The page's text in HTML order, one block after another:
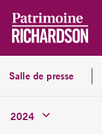
Salle de presse
2024